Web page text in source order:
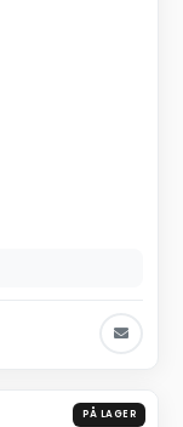
PÅ LAGER